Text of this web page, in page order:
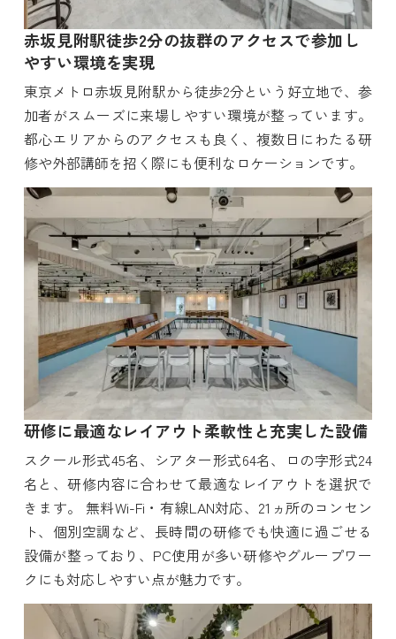
赤坂見附駅徒歩2分の抜群のアクセスで参加し
やすい環境を実現
東京メトロ赤坂見附駅から徒歩2分という好立地で、参
加者がスムーズに来場しやすい環境が整っています。
都心エリアからのアクセスも良く、複数日にわたる研
修や外部講師を招く際にも便利なロケーションです。
研修に最適なレイアウト柔軟性と充実した設備
スクール形式45名、シアター形式64名、ロの字形式24
名と、研修内容に合わせて最適なレイアウトを選択で
きます。 無料Wi-Fi・有線LAN対応、21ヵ所のコンセン
ト、個別空調など、長時間の研修でも快適に過ごせる
設備が整っており、PC使用が多い研修やグループワー
クにも対応しやすい点が魅力です。